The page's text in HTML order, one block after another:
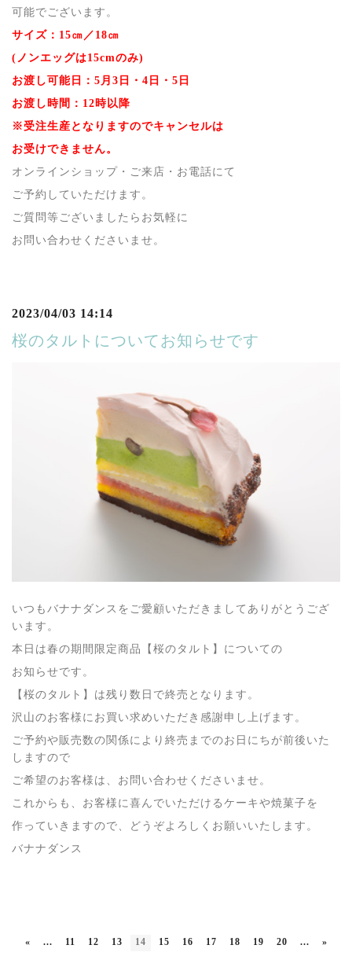
可能でございます。
サイズ：15㎝／18㎝
(ノンエッグは15cmのみ)
お渡し可能日：5月3日・4日・5日
お渡し時間：12時以降
※受注生産となりますのでキャンセルは
お受けできません。
オンラインショップ・ご来店・お電話にて
ご予約していただけます。
ご質問等ございましたらお気軽に
お問い合わせくださいませ。
2023/04/03 14:14
桜のタルトについてお知らせです
いつもバナナダンスをご愛顧いただきましてありがとうござ
います。
本日は春の期間限定商品【桜のタルト】についての
お知らせです。
【桜のタルト】は残り数日で終売となります。
沢山のお客様にお買い求めいただき感謝申し上げます。
ご予約や販売数の関係により終売までのお日にちが前後いた
しますので
ご希望のお客様は、お問い合わせくださいませ。
これからも、お客様に喜んでいただけるケーキや焼菓子を
作っていきますので、どうぞよろしくお願いいたします。
バナナダンス
« ... 11 12 13 14 15 16 17 18 19 20 ... »